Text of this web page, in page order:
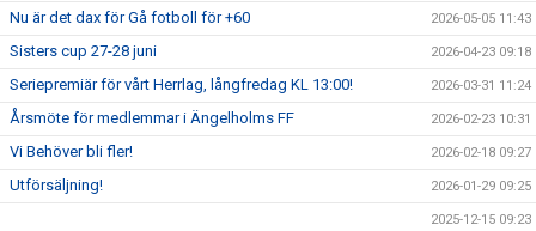
Nu är det dax för Gå fotboll för +60 2026-05-05 11:43
Sisters cup 27-28 juni 2026-04-23 09:18
Seriepremiär för vårt Herrlag, långfredag KL 13:00! 2026-03-31 11:24
Årsmöte för medlemmar i Ängelholms FF 2026-02-23 10:31
Vi Behöver bli fler! 2026-02-18 09:27
Utförsäljning! 2026-01-29 09:25
2025-12-15 09:23